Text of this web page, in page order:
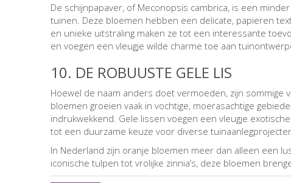
De schijnpapaver, of Meconopsis cambrica, is een
tuinen. Deze bloemen hebben een delicate, papieren
en unieke uitstraling maken ze tot een interessante
en voegen een vleugje wilde charme toe aan
10. DE ROBUUSTE GELE LIS
Hoewel de naam anders doet vermoeden, zijn sommige
bloemen groeien vaak in vochtige, moerasachtige
indrukwekkend. Gele lissen voegen een vleugje
tot een duurzame keuze voor diverse
In Nederland zijn oranje bloemen meer dan alleen een
iconische tulpen tot vrolijke zinnia’s, deze bloemen